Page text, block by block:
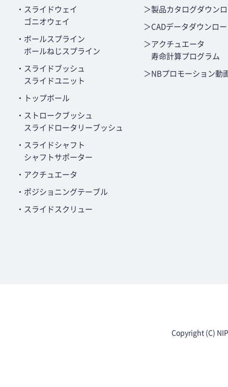
・スライドウェイ
ゴニオウェイ
・ボールスプライン
ボールねじスプライン
・スライドブッシュ
スライドユニット
・トップボール
・ストロークブッシュ
スライドロータリーブッシュ
・スライドシャフト
シャフトサポーター
・アクチュエータ
・ポジショニングテーブル
・スライドスクリュー
＞製品カタログダウン
＞CADデータダウンロ
＞アクチュエータ
寿命計算プログラム
＞NBプロモーション動
Copyright (C)